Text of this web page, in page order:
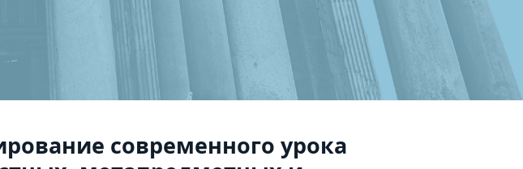
современного урока